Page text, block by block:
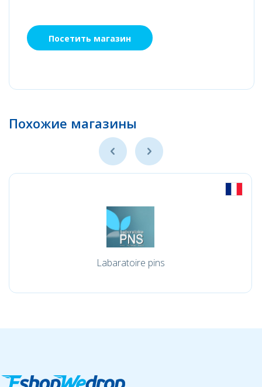
Посетить магазин
Похожие магазины
Labaratoire pins